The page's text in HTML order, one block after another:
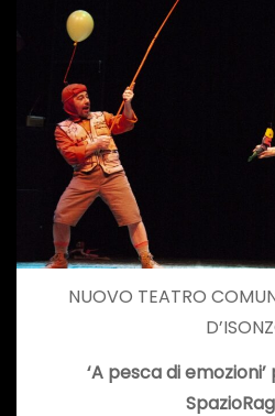
NUOVO TEATRO
‘A pesca di